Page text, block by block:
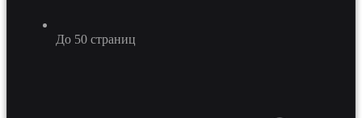
До 50 страниц